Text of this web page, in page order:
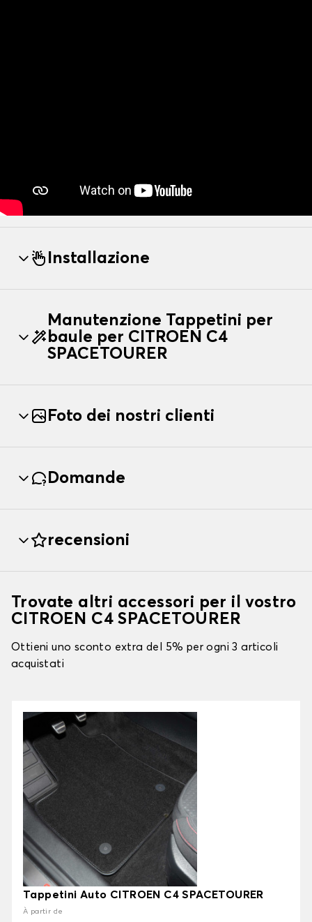
Installazione
Manutenzione Tappetini per
baule per CITROEN C4
SPACETOURER
Foto dei nostri clienti
Domande
recensioni
Trovate altri accessori per il vostro
CITROEN C4 SPACETOURER
Ottieni uno sconto extra del 5% per ogni 3 articoli
acquistati
Tappetini Auto CITROEN C4 SPACETOURER
À partir de